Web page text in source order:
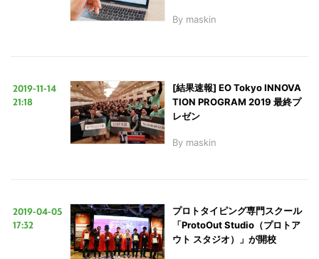
By maskin
2019-11-14
21:18
[結果速報] EO Tokyo INNOVA
TION PROGRAM 2019 最終プ
レゼン
By maskin
2019-04-05
17:32
プロトタイピング専門スクール
「ProtoOut Studio（プロトア
ウト スタジオ）」が開校